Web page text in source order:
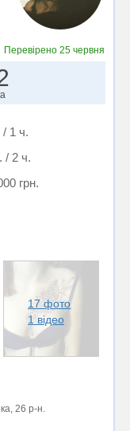
Перевірено25 червня
/ 1 ч.
/ 2 ч.
грн.
17 фото
1 відео
26 р-н.